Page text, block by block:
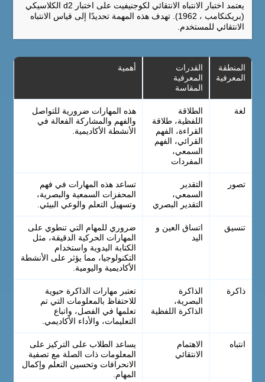
يعتمد اختبار الانتباه الانتقائي لكوجنيفيت على اختبار d2 الكلاسيكي
(بريكنكامب ، 1962). تهدف هذه المهمة تحديدًا إلى قياس الانتباه
الانتقائي للمستخدم.
المنطقة
المعرفية
القدرات
المعرفية
المقاسة
أهمية
لغة
الطلاقة
اللفظية، طلاقة
القراءة، الفهم
القرائي، الفهم
السمعي،
المفردات
هذه المهارات ضرورية للتواصل
والفهم والمشاركة الفعالة في
الأنشطة الأكاديمية.
تصور
التقدير
السمعي،
التقدير البصري
تساعد هذه المهارات في فهم
المحفزات السمعية والبصرية،
وتسهيل التعلم والوعي البيئي.
تنسيق
اتساق العين و
اليد
ضروري للمهام التي تنطوي على
المهارات الحركية الدقيقة، مثل
الكتابة اليدوية واستخدام
التكنولوجيا، مما يؤثر على الأنشطة
الأكاديمية واليومية.
ذاكرة
الذاكرة
البصرية،
الذاكرة اللفظية
تعتبر مهارات الذاكرة حيوية
للاحتفاظ بالمعلومات التي تم
تعلمها في الفصل، واتباع
التعليمات، والأداء الأكاديمي.
انتباه
الاهتمام
الانتقائي
يساعد الطلاب على التركيز على
المعلومات ذات الصلة مع تصفية
الانحرافات وتحسين التعلم وإكمال
المهام.